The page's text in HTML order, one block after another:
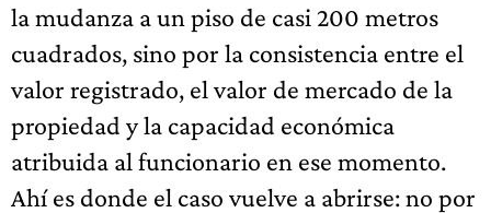
la mudanza a un piso de casi 200 metros
cuadrados, sino por la consistencia entre el
valor registrado, el valor de mercado de la
propiedad y la capacidad económica
atribuida al funcionario en ese momento.
Ahí es donde el caso vuelve a abrirse: no por